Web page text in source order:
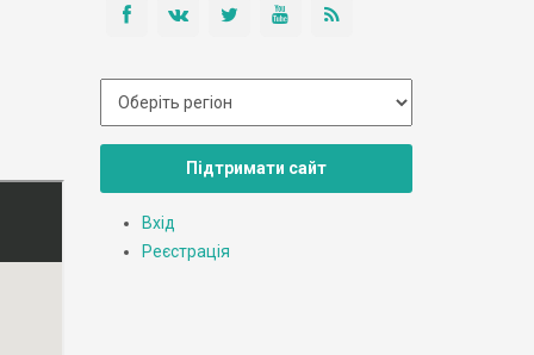
Підтримати сайт
Вхід
Реєстрація